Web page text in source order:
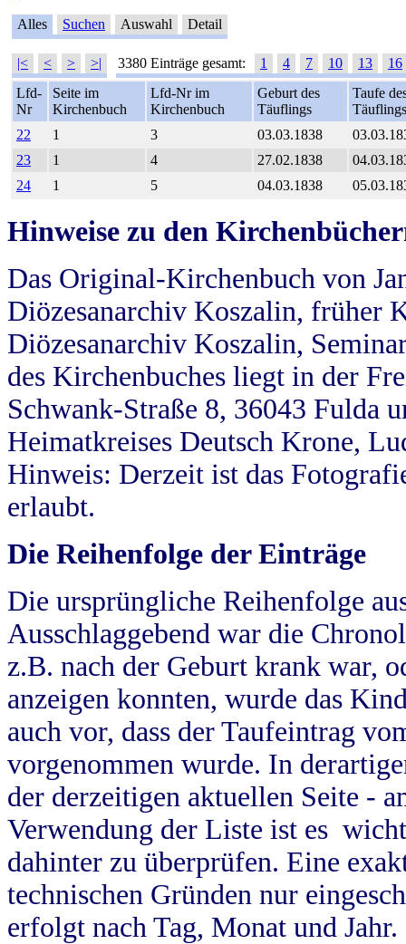
Alles Suchen Auswahl Detail
|< < > >| 3380 Einträge gesamt: 1 4 7 10 13
16
Lfd-
Nr
Seite im
Kirchenbuch
Lfd-Nr im
Kirchenbuch
Geburt des
Täuflings
Taufe
Täuflings
22
1 3 03.03.1838
23
1 4 27.02.1838
24
1 5 04.03.1838
Hinweise zu den
Das Original-Kirchenbuch von
Diözesanarchiv Koszalin, früher
Diözesanarchiv Koszalin,
des Kirchenbuches liegt in der
Schwank-Straße 8, 36043 Fulda
Heimatkreises Deutsch Krone,
Hinweis: Derzeit ist das
erlaubt.
Die Reihenfolge der Einträge
Die ursprüngliche Reihenfolge
Ausschlaggebend war die
z.B. nach der Geburt krank war,
anzeigen konnten, wurde das
auch vor, dass der Taufeintrag
vorgenommen wurde. In
der derzeitigen aktuellen Seite -
Verwendung der Liste ist es
dahinter zu überprüfen. Eine
technischen Gründen nur
erfolgt nach Tag, Monat und Jahr.